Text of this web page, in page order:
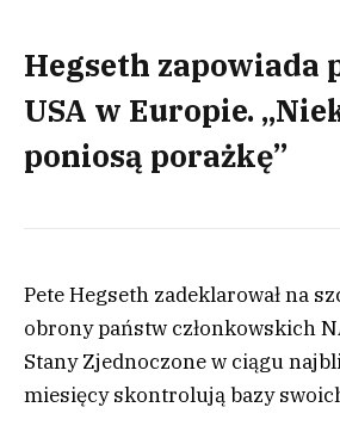
Hegseth zapowiada
USA w Europie.
poniosą porażkę”
Pete Hegseth zadeklarował na
obrony państw członkowskich
Stany Zjednoczone w ciągu
miesięcy skontrolują bazy